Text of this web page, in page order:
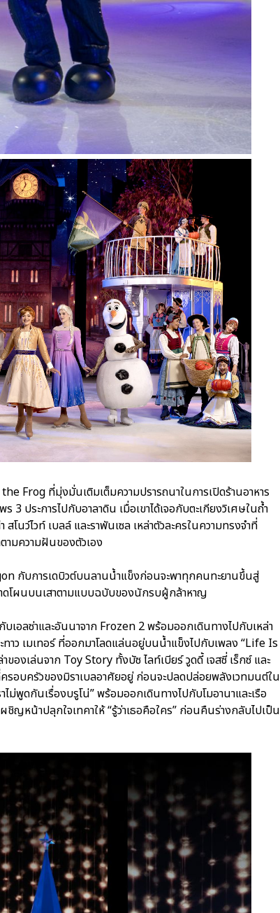
Frog ที่มุ่งมั่นเติมเต็มความปรารถนาในการเปิดร้านอาหาร
ประการไปกับอาลาดิน เมื่อเขาได้เจอกับตะเกียงวิเศษในถ้ำ
นว์ไวท์ เบลล์ และราพันเซล เหล่าตัวละครในความทรงจำที่
ามความฝันของตัวเอง
กับการเดบิวต์บนลานน้ำแข็งก่อนจะพาทุกคนทะยานขึ้นสู่
ดโผนบนเสาตามแบบฉบับของนักรบผู้กล้าหาญ
อลซ่าและอันนาจาก Frozen 2 พร้อมออกเดินทางไปกับเหล่า
าว เมเทอร์ ที่ออกมาโลดแล่นอยู่บนน้ำแข็งไปกับเพลง “Life Is
งเล่นจาก Toy Story ทั้งบัซ ไลท์เบียร์ วูดดี้ เจสซี่ เร็กซ์ และ
อบครัวของมิราเบลอาศัยอยู่ ก่อนจะปลดปล่อยพลังเวทมนต์ใน
ม่พูดกันเรื่องบรูโน่” พร้อมออกเดินทางไปกับโมอานาและเรือ
หน้าปลุกใจเทคาให้ “รู้ว่าเธอคือใคร” ก่อนคืนร่างกลับไปเป็น